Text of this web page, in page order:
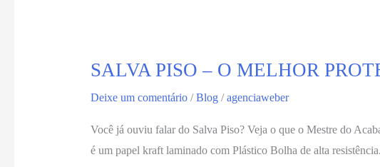
SALVA PISO – O MELHOR
Deixe um comentário /Blog/agenciaweber
Você já ouviu falar do Salva Piso? Veja o que o Mestre do
é um papel kraft laminado com Plástico Bolha de alta